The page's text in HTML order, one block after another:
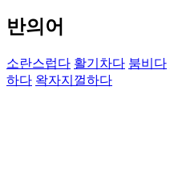
반의어
소란스럽다 활기차다 붐비다
하다 왁자지껄하다